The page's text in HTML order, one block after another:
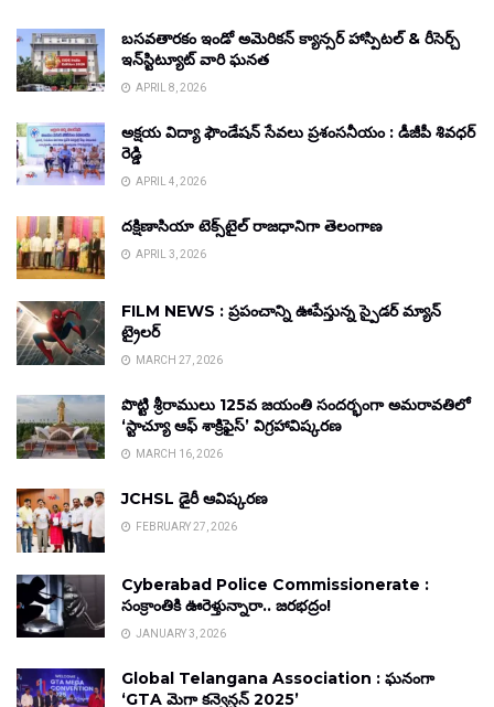
బసవతారకం ఇండో అమెరికన్ క్యాన్సర్ హాస్పిటల్ & రీసెర్చ్
ఇన్‌స్టిట్యూట్ వారి ఘనత
APRIL 8, 2026
అక్షయ విద్యా ఫౌండేషన్ సేవలు ప్రశంసనీయం : డీజీపీ శివధర్
రెడ్డి
APRIL 4, 2026
దక్షిణాసియా టెక్స్‌టైల్ రాజధానిగా తెలంగాణ
APRIL 3, 2026
FILM NEWS : ప్రపంచాన్ని ఊపేస్తున్న స్పైడర్ మ్యాన్
ట్రైలర్
MARCH 27, 2026
పొట్టి శ్రీరాములు 125వ జయంతి సందర్భంగా అమరావతిలో
‘స్టాచ్యూ ఆఫ్ శాక్రిఫైస్’ విగ్రహావిష్కరణ
MARCH 16, 2026
JCHSL డైరీ ఆవిష్కరణ
FEBRUARY 27, 2026
Cyberabad Police Commissionerate :
సంక్రాంతికి ఊరెళ్తున్నారా.. జరభద్రం!
JANUARY 3, 2026
Global Telangana Association : ఘనంగా
‘GTA మెగా కన్వెన్షన్ 2025’